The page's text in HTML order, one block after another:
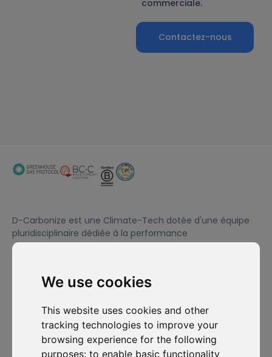
We use cookies
This website uses cookies and other
tracking technologies to improve your
browsing experience for the following
purposes: to enable basic functionality
commerciale.
Contactez-nous
D-Carbonize est une Climate-Tech dotée d'une équipe
pluridisciplinaire dédiée à la performance
environnementale et financière des entreprises.
S'abonner